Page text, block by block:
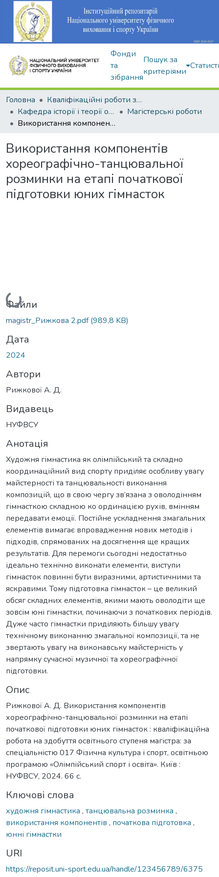
Фонди
та
зібрання
Пошук за
критеріями
Головна
Кваліфікаційні роботи здобувачів вищої освіти
Кафедра історії і теорії олімпійського спорту
Магістерські роботи
Використання компонентів хореографічно-танцювальної розминки на етапі початкової підготовки юних гімнасток
Використання компонентів
хореографічно-танцювальної
розминки на етапі початкової
підготовки юних гімнасток
Вантажиться...
Файли
magistr_Рижкова 2.pdf(989,8 KB)
Дата
2024
Автори
Рижкової А. Д.
Видавець
НУФВСУ
Анотація
Художня гімнастика як олімпійський та складно
координаційний вид спорту приділяє особливу увагу
майстерності та танцювальності виконання
композицій, що в свою чергу зв’язана з оволодінням
гімнасткою складною ко ординацією рухів, вмінням
передавати емоції. Постійне ускладнення змагальних
елементів вимагає впровадження нових методів і
підходів, спрямованих на досягнення ще кращих
результатів. Для перемоги сьогодні недостатньо
ідеально технічно виконати елементи, виступи
гімнасток повинні бути виразними, артистичними та
яскравими. Тому підготовка гімнасток – це великий
обсяг складних елементів, якими мають оволодіти ще
зовсім юні гімнастки, починаючи з початкових періодів.
Дуже часто гімнастки приділяють більшу увагу
технічному виконанню змагальної композиції, та не
звертають увагу на виконавську майстерність у
напрямку сучасної музичної та хореографічної
підготовки.
Опис
Рижкової А. Д. Використання компонентів
хореографічно-танцювальної розминки на етапі
початкової підготовки юних гімнасток : кваліфікаційна
робота на здобуття освітнього ступеня магістра: за
спеціальністю 017 Фізична культура і спорт, освітньою
програмою «Олімпійський спорт і освіта». Київ :
НУФВСУ, 2024. 66 с.
Ключові слова
художня гімнастика , танцювальна розминка ,
використання компонентів , початкова підготовка ,
юнні гімнастки
URI
https://reposit.uni-sport.edu.ua/handle/123456789/6375